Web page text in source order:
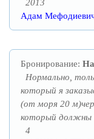
2013
Адам
Бронирование:
Нормально,
который я
(от моря 20
который должны
4